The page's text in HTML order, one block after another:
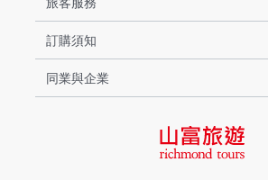
訂購須知
同業與企業